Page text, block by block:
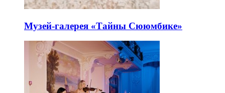
Музей-галерея «Тайны Сююмбике»